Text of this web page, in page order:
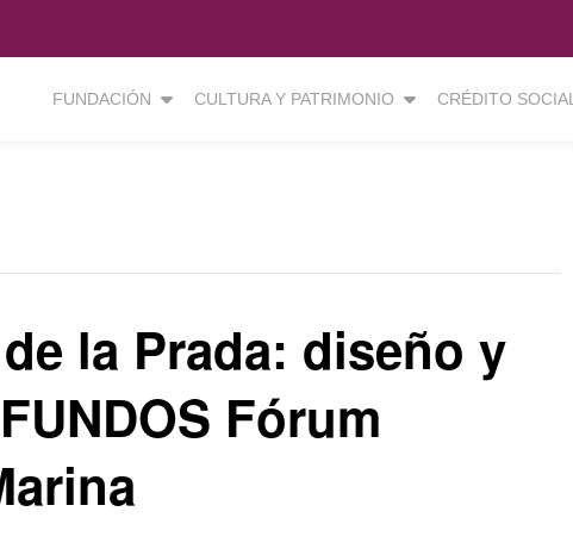
FUNDACIÓN CULTURA Y PATRIMONIO CRÉDITO SOCIAL
la Prada: diseño y
Fórum